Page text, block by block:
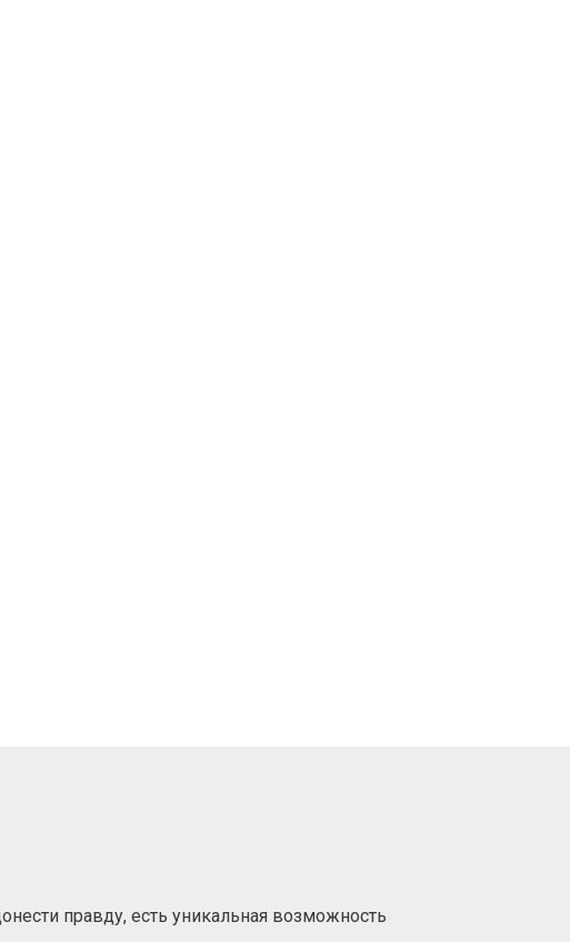
правду, есть уникальная возможность